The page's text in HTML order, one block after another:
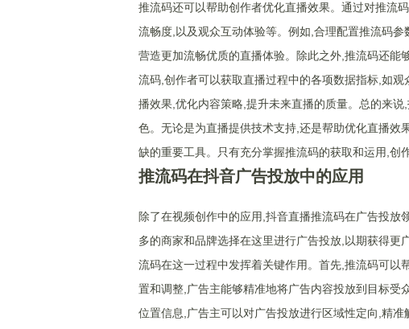
推流码还可以帮助创作者优化直播效果。通过对推流
流畅度,以及观众互动体验等。例如,合理配置推流码
营造更加流畅优质的直播体验。除此之外,推流码还能
流码,创作者可以获取直播过程中的各项数据指标,如
播效果,优化内容策略,提升未来直播的质量。总的来
色。无论是为直播提供技术支持,还是帮助优化直播
缺的重要工具。只有充分掌握推流码的获取和运用,创
推流码在抖音广告投放中的应用
除了在视频创作中的应用,抖音直播推流码在广告投
多的商家和品牌选择在这里进行广告投放,以期获得
流码在这一过程中发挥着关键作用。首先,推流码可
置和调整,广告主能够精准地将广告内容投放到目标受
位置信息,广告主可以对广告投放进行区域性定向,精